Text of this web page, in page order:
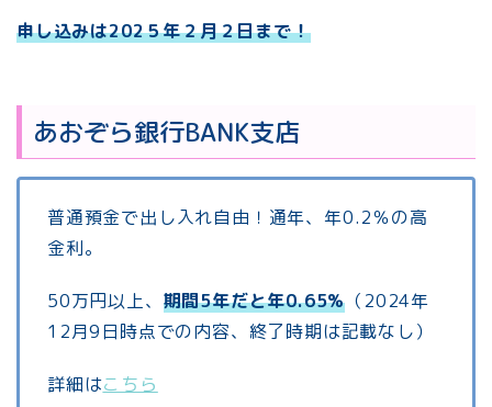
申し込みは202５年２月２日まで！
あおぞら銀行BANK支店
普通預金で出し入れ自由！通年、年0.2％の高
金利。
50万円以上、 期間5年だと年0.65% （2024年
12月9日時点での内容、終了時期は記載なし）
詳細はこちら